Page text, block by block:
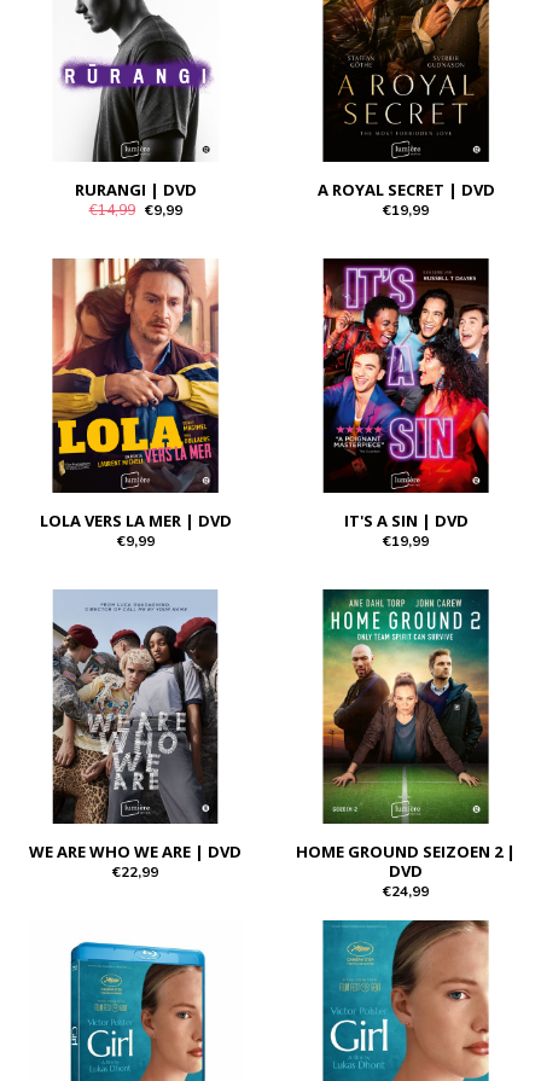
RURANGI | DVD
€14,99 €9,99
A ROYAL SECRET | DVD
€19,99
LOLA VERS LA MER | DVD
€9,99
IT'S A SIN | DVD
€19,99
WE ARE WHO WE ARE | DVD
€22,99
HOME GROUND SEIZOEN 2 |
DVD
€24,99